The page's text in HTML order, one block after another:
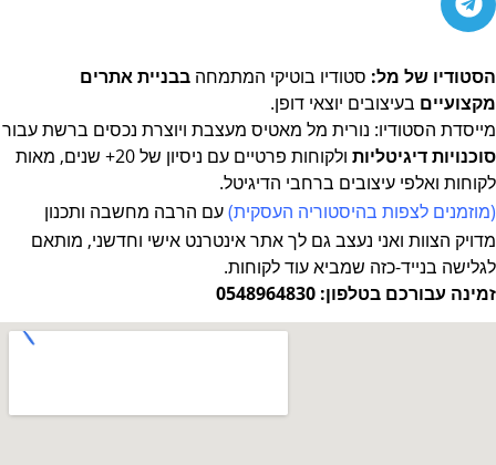
הסטודיו של מל: סטודיו בוטיקי המתמחה בבניית אתרים
מקצועיים בעיצובים יוצאי דופן.
מייסדת הסטודיו: נורית מל מאטיס מעצבת ויוצרת נכסים ברשתעבור
סוכנויות דיגיטליות
ולקוחות פרטיים עם ניסיון של 20+ שנים, מאות
לקוחות ואלפי עיצובים ברחבי הדיגיטל.
(מוזמנים לצפות בהיסטוריה העסקית)עם הרבה מחשבה ותכנון
מדויק הצוות ואני נעצב גם לך אתר אינטרנט אישי וחדשני, מותאם
לגלישה בנייד-כזה שמביא עוד לקוחות.
זמינה עבורכם בטלפון: 0548964830